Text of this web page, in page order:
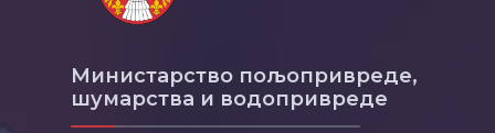
Министарство пољопривреде,
шумарства и водопривреде